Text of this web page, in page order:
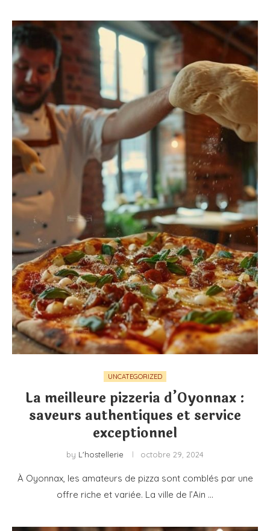
UNCATEGORIZED
La meilleure pizzeria d’Oyonnax :
saveurs authentiques et service
exceptionnel
by L'hostellerie octobre 29, 2024
À Oyonnax, les amateurs de pizza sont comblés par une
offre riche et variée. La ville de l’Ain …